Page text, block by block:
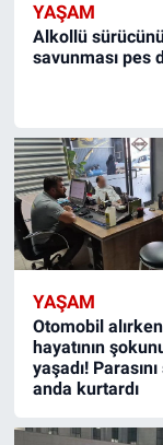
YAŞAM
Alkollü
savunması pes
YAŞAM
Otomobil alırken
hayatının
yaşadı!
anda kurtardı
Teknoloji